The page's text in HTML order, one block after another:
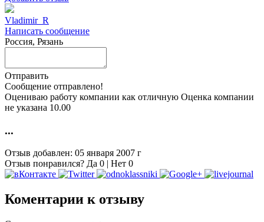
Vladimir_R
Написать сообщение
Россия, Рязань
Отправить
Сообщение отправлено!
Оцениваю работу компании как отличную Оценка компании
не указана 10.00
...
Отзыв добавлен: 05 января 2007 г
Отзыв понравился? Да 0 | Нет 0
Коментарии к отзыву